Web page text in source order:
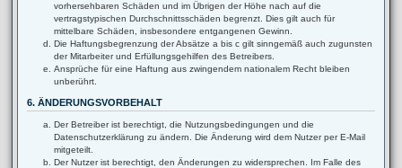
vorhersehbaren Schäden und im Übrigen der Höhe nach auf die
vertragstypischen Durchschnittsschäden begrenzt. Dies gilt auch für
mittelbare Schäden, insbesondere entgangenen Gewinn.
Die Haftungsbegrenzung der Absätze a bis c gilt sinngemäß auch zugunsten
der Mitarbeiter und Erfüllungsgehilfen des Betreibers.
Ansprüche für eine Haftung aus zwingendem nationalem Recht bleiben
unberührt.
6. ÄNDERUNGSVORBEHALT
Der Betreiber ist berechtigt, die Nutzungsbedingungen und die
Datenschutzerklärung zu ändern. Die Änderung wird dem Nutzer per E-Mail
mitgeteilt.
Der Nutzer ist berechtigt, den Änderungen zu widersprechen. Im Falle des